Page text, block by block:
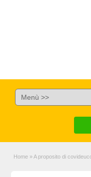
Home » A proposito di